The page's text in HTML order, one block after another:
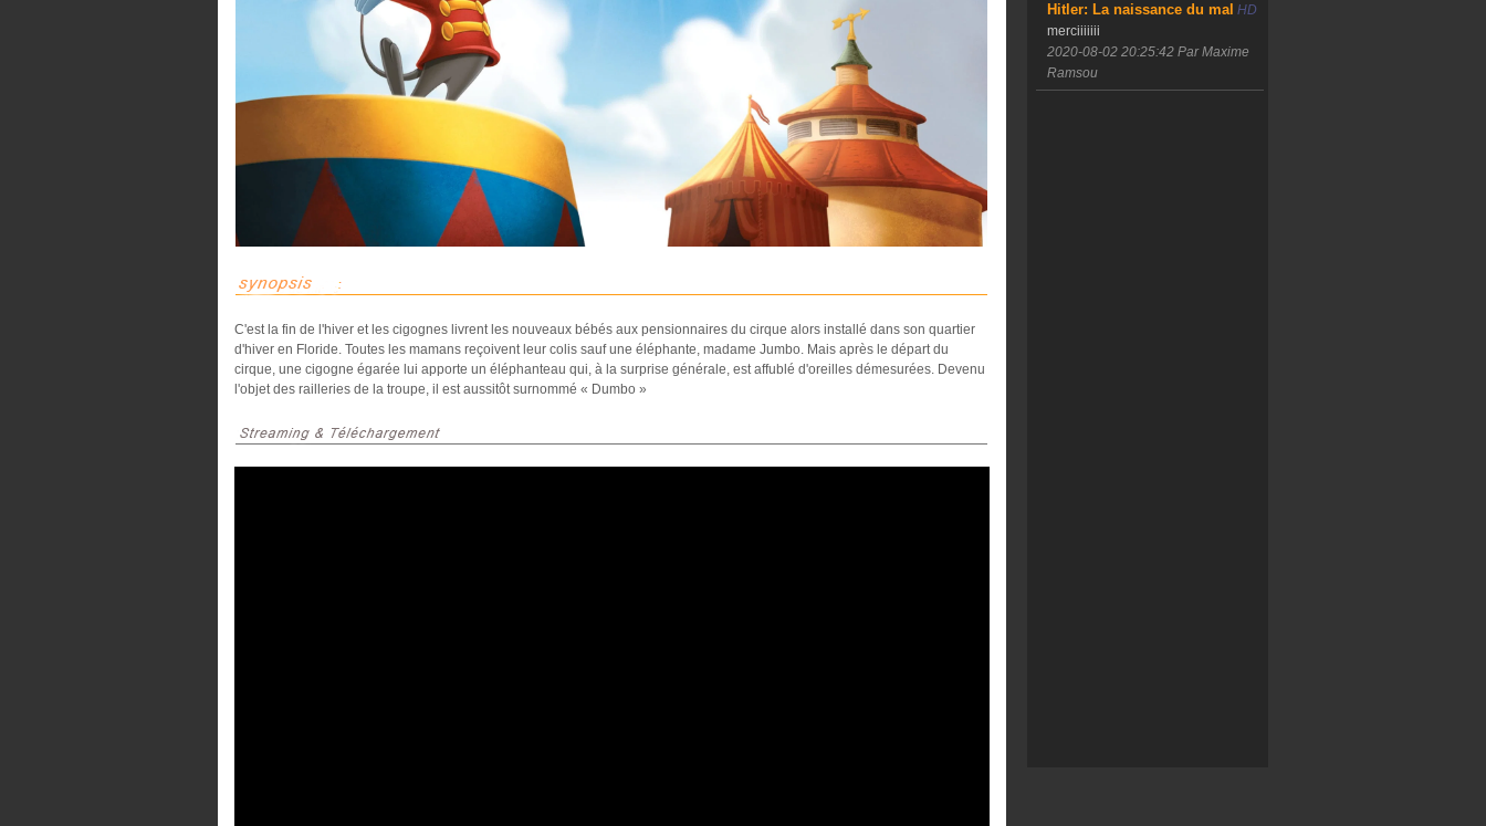
C'est la fin de l'hiver et les cigognes livrent les nouveaux bébés aux pensionnaires du cirque alors installé dans son quartier
d'hiver en Floride. Toutes les mamans reçoivent leur colis sauf une éléphante, madame Jumbo. Mais après le départ du
cirque, une cigogne égarée lui apporte un éléphanteau qui, à la surprise générale, est affublé d'oreilles démesurées. Devenu
l'objet des railleries de la troupe, il est aussitôt surnommé « Dumbo »
Hitler: La naissance du mal HD
merciiiiiii
2020-08-02 20:25:42 Par Maxime
Ramsou